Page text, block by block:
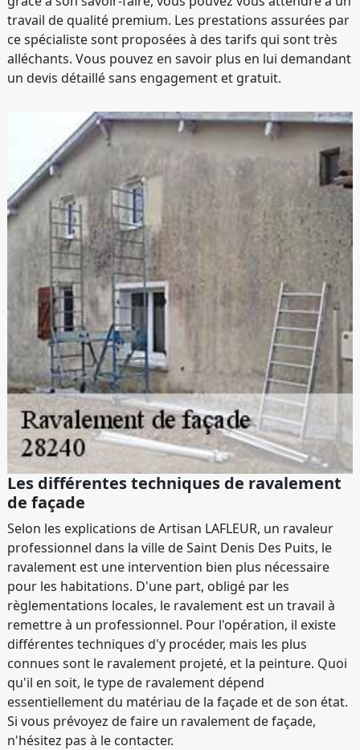
travail de qualité premium. Les prestations assurées par
ce spécialiste sont proposées à des tarifs qui sont très
alléchants. Vous pouvez en savoir plus en lui demandant
un devis détaillé sans engagement et gratuit.
Les différentes techniques de ravalement
de façade
Selon les explications de Artisan LAFLEUR, un ravaleur
professionnel dans la ville de Saint Denis Des Puits, le
ravalement est une intervention bien plus nécessaire
pour les habitations. D'une part, obligé par les
règlementations locales, le ravalement est un travail à
remettre à un professionnel. Pour l'opération, il existe
différentes techniques d'y procéder, mais les plus
connues sont le ravalement projeté, et la peinture. Quoi
qu'il en soit, le type de ravalement dépend
essentiellement du matériau de la façade et de son état.
Si vous prévoyez de faire un ravalement de façade,
n'hésitez pas à le contacter.